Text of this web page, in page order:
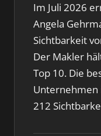
Im Juli 2026
Angela
Sichtbarkeit
Der Makler
Top 10. Die
Unternehmen
212